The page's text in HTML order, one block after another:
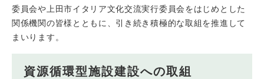
委員会や上田市イタリア文化交流実行委員会をはじめとした
関係機関の皆様とともに、引き続き積極的な取組を推進して
まいります。
資源循環型施設建設への取組